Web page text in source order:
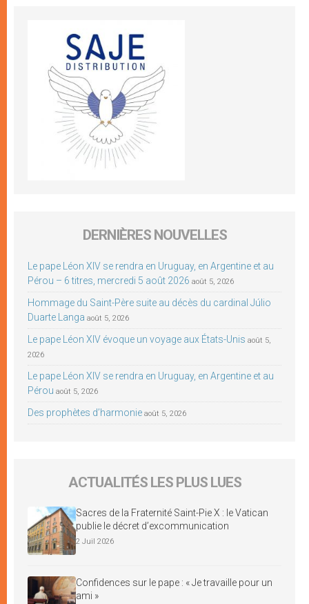
DERNIÈRES NOUVELLES
Le pape Léon XIV se rendra en Uruguay, en Argentine et au
Pérou – 6 titres, mercredi 5 août 2026 août 5, 2026
Hommage du Saint-Père suite au décès du cardinal Júlio
Duarte Langa août 5, 2026
Le pape Léon XIV évoque un voyage aux États-Unis août 5,
2026
Le pape Léon XIV se rendra en Uruguay, en Argentine et au
Pérou août 5, 2026
Des prophètes d’harmonie août 5, 2026
ACTUALITÉS LES PLUS LUES
Sacres de la Fraternité Saint-Pie X : le Vatican
publie le décret d’excommunication
2 Juil 2026
Confidences sur le pape : « Je travaille pour un
ami »